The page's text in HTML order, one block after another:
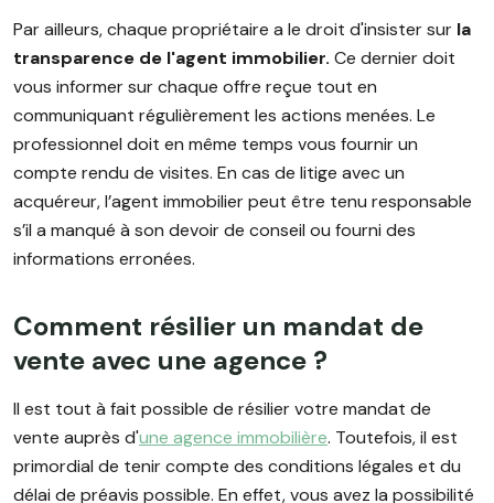
Par ailleurs, chaque propriétaire a le droit d'insister sur la
transparence de l'agent immobilier. Ce dernier doit
vous informer sur chaque offre reçue tout en
communiquant régulièrement les actions menées. Le
professionnel doit en même temps vous fournir un
compte rendu de visites. En cas de litige avec un
acquéreur, l’agent immobilier peut être tenu responsable
s’il a manqué à son devoir de conseil ou fourni des
informations erronées.
Comment résilier un mandat de
vente avec une agence ?
Il est tout à fait possible de résilier votre mandat de
vente auprès d'une agence immobilière. Toutefois, il est
primordial de tenir compte des conditions légales et du
délai de préavis possible. En effet, vous avez la possibilité